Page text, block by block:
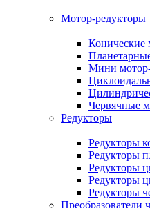
Мотор-редукторы
Конические
Мини
Червячные
Редукторы
Редукторы
Редукторы
Редукторы
Редукторы
Редукторы
Преобразователи